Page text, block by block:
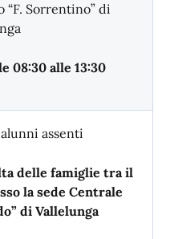
“F. Sorrentino” di
08:30 alle 13:30
assenti
delle famiglie tra il
la sede Centrale
di Vallelunga